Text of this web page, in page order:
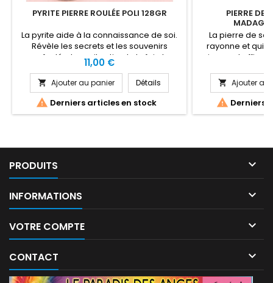
PYRITE PIERRE ROULÉE POLI 128GR
La pyrite aide à la connaissance de soi.
Révèle les secrets et les souvenirs
refoulés. La pyrite stimule le foi et
l'intestin et favorise la détoxication et
l'élimination. Elle fait ressortir les
symptômes initiaux. La Pyrite est
bénéfique pour le désespoir, la fatigue,
le ronflement, la gorge, les poumons, le
Prix
11,00 €
 Ajouter au panier Détails
 Derniers articles en stock
PIERRE DE
La pierre de
rayonne et qui
pierre est
et positivité,
vivre et la
soleil est
gorge chronique,
 Ajouter au
 Derniers
PRODUITS 
INFORMATIONS 
VOTRE COMPTE 
CONTACT 